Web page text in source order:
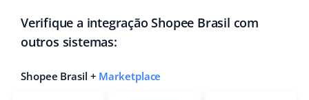
Verifique a integração Shopee Brasil com
outros sistemas:
Shopee Brasil + Marketplace